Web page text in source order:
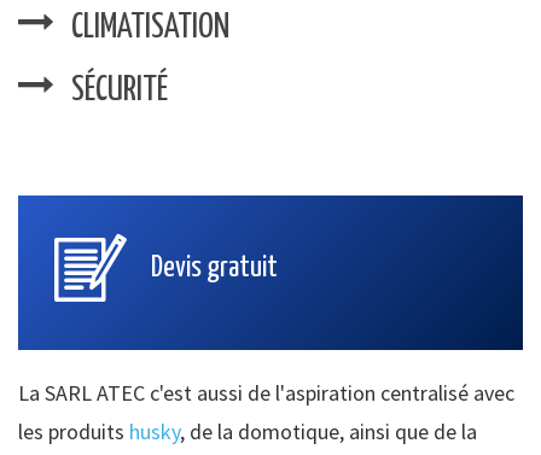
CLIMATISATION
SÉCURITÉ
Devis gratuit
La SARL ATEC c'est aussi de l'aspiration centralisé avec
les produits husky, de la domotique, ainsi que de la